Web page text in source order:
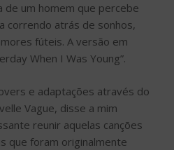
de um homem que percebe
correndo atrás de sonhos,
fúteis. A versão em
When I Was Young”.
e adaptações através do
Vague, disse a mim
reunir aquelas canções
que foram originalmente